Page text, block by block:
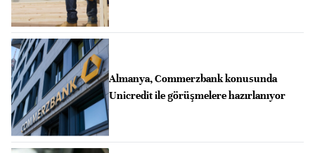
Almanya, Commerzbank konusunda
Unicredit ile görüşmelere hazırlanıyor